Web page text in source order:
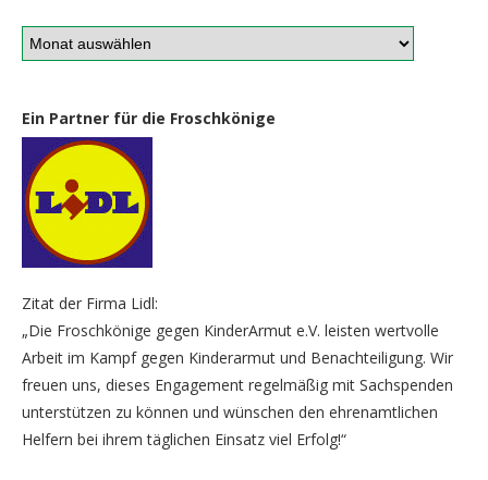
Ein Partner für die Froschkönige
Zitat der Firma Lidl:
„Die Froschkönige gegen KinderArmut e.V. leisten wertvolle
Arbeit im Kampf gegen Kinderarmut und Benachteiligung. Wir
freuen uns, dieses Engagement regelmäßig mit Sachspenden
unterstützen zu können und wünschen den ehrenamtlichen
Helfern bei ihrem täglichen Einsatz viel Erfolg!“